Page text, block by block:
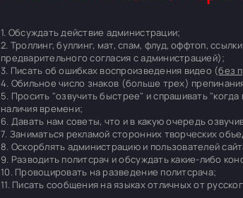
1. Обсуждать действие администрации;
2. Троллинг, буллинг, мат, спам, флуд, оффтоп,
предварительного согласия с администрацией);
3. Писать об ошибках воспроизведения видео (без
4. Обильное число знаков (больше трех)
5. Просить "озвучить быстрее" и спрашивать
наличия времени;
6. Давать нам советы, что и в какую очередь
7. Заниматься рекламой сторонних творческих
8. Оскорблять администрацию и пользователей
9. Разводить политсрач и обсуждать какие-либо
10. Провоцировать на разведение политсрача;
11. Писать сообщения на языках отличных от